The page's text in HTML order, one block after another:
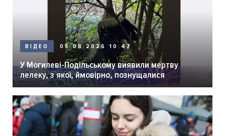
ВІДЕО 05.08.2026 10:47
У Могилеві-Подільському виявили мертву
лелеку, з якої, ймовірно, познущалися